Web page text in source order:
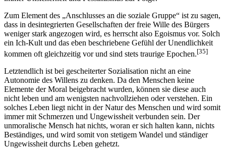
Zum Element des „Anschlusses an die soziale Gruppe“ ist zu sagen,
dass in desintegrierten Gesellschaften der freie Wille des Bürgers
weniger stark angezogen wird, es herrscht also Egoismus vor. Solch
ein Ich-Kult und das eben beschriebene Gefühl der Unendlichkeit
kommen oft gleichzeitig vor und sind stets traurige Epochen.[35]
Letztendlich ist bei gescheiterter Sozialisation nicht an eine
Autonomie des Willens zu denken. Da den Menschen keine
Elemente der Moral beigebracht wurden, können sie diese auch
nicht leben und am wenigsten nachvollziehen oder verstehen. Ein
solches Leben liegt nicht in der Natur des Menschen und wird somit
immer mit Schmerzen und Ungewissheit verbunden sein. Der
unmoralische Mensch hat nichts, woran er sich halten kann, nichts
Beständiges, und wird somit von stetigem Wandel und ständiger
Ungewissheit durchs Leben gehetzt.